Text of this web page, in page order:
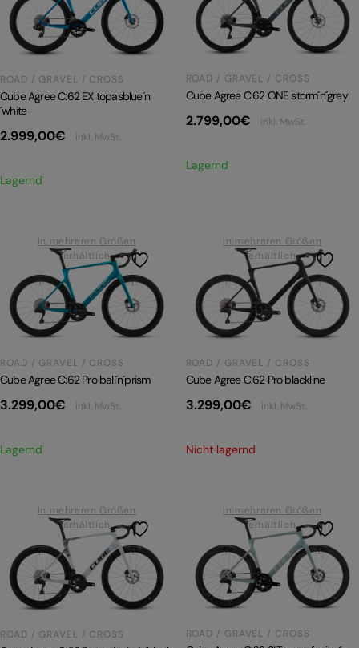
Alle entdecken
E-BIKE TOUR
PRODUKTRÜCKRUFE
ROAD / GRAVEL / CROSS
Cube Agree C:62 EX topasblue´n
´white
2.999,00€ inkl. MwSt.
Lagernd
ROAD / GRAVEL / CROSS
Cube Agree C:62 ONE storm´n´grey
2.799,00€ inkl. MwSt.
Lagernd
In mehreren Größen
erhältlich
ROAD / GRAVEL / CROSS
Cube Agree C:62 Pro bali´n´prism
3.299,00€ inkl. MwSt.
Lagernd
In mehreren Größen
erhältlich
ROAD / GRAVEL / CROSS
Cube Agree C:62 Pro blackline
3.299,00€ inkl. MwSt.
Nicht lagernd
In mehreren Größen
erhältlich
ROAD / GRAVEL / CROSS
In mehreren Größen
erhältlich
ROAD / GRAVEL / CROSS